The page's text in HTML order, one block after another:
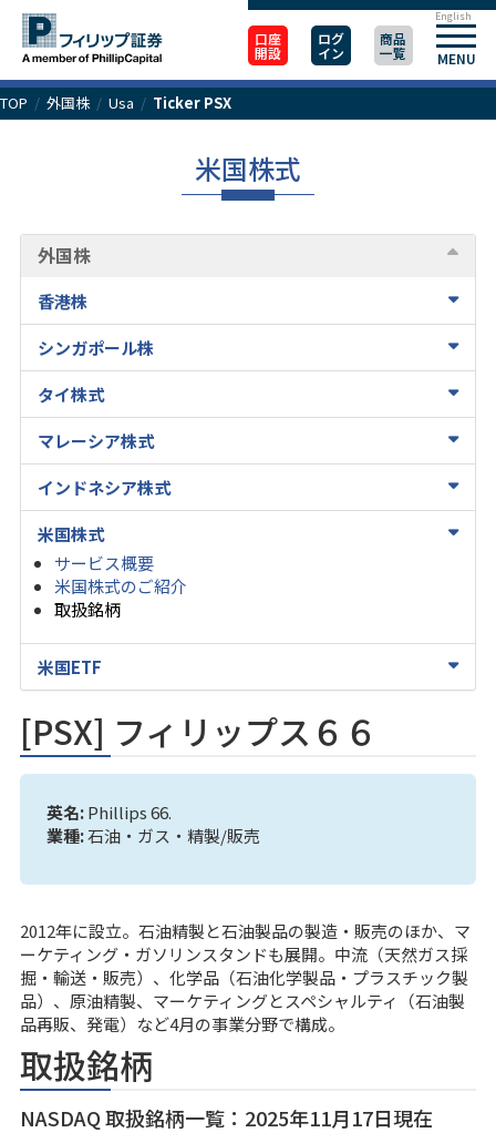
口座
開設
ログ
イン
商品
一覧 MENU
English
TOP / 外国株/ Usa / Ticker PSX
米国株式
外国株
香港株
シンガポール株
タイ株式
マレーシア株式
インドネシア株式
米国株式
サービス概要
米国株式のご紹介
取扱銘柄
米国ETF
[PSX] フィリップス６６
英名:Phillips 66.
業種:石油・ガス・精製/販売
2012年に設立。石油精製と石油製品の製造・販売のほか、マ
ーケティング・ガソリンスタンドも展開。中流（天然ガス採
掘・輸送・販売）、化学品（石油化学製品・プラスチック製
品）、原油精製、マーケティングとスペシャルティ（石油製
品再販、発電）など4月の事業分野で構成。
取扱銘柄
NASDAQ 取扱銘柄一覧：2025年11月17日現在